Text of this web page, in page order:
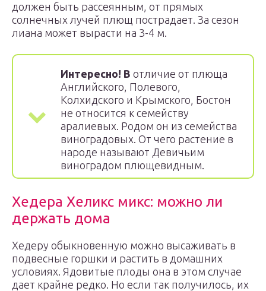
должен быть рассеянным, от прямых
солнечных лучей плющ пострадает. За сезон
лиана может вырасти на 3-4 м.
Интересно! В отличие от плюща
Английского, Полевого,
Колхидского и Крымского, Бостон
не относится к семейству
аралиевых. Родом он из семейства
виноградовых. От чего растение в
народе называют Девичьим
виноградом плющевидным.
Хедера Хеликс микс: можно ли
держать дома
Хедеру обыкновенную можно высаживать в
подвесные горшки и растить в домашних
условиях. Ядовитые плоды она в этом случае
дает крайне редко. Но если так получилось, их